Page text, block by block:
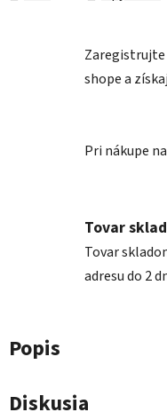
Zaregistrujte
shope a
Pri nákupe
Tovar
Tovar
adresu do 2
Popis
Diskusia